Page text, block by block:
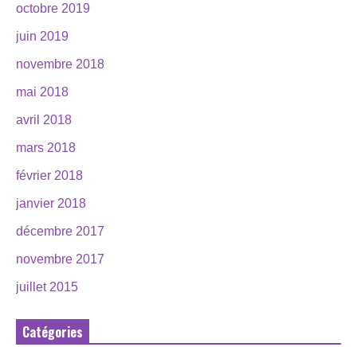
octobre 2019
juin 2019
novembre 2018
mai 2018
avril 2018
mars 2018
février 2018
janvier 2018
décembre 2017
novembre 2017
juillet 2015
Catégories